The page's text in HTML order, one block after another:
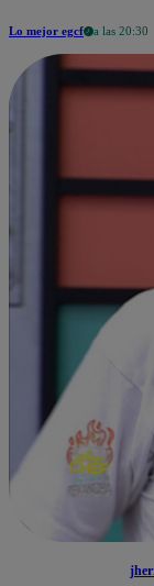
Lo mejor egcf a las 20:30